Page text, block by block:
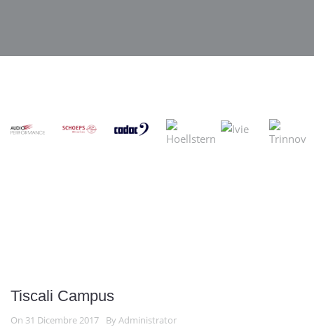
Tiscali Campus
On 31 Dicembre 2017 By Administrator